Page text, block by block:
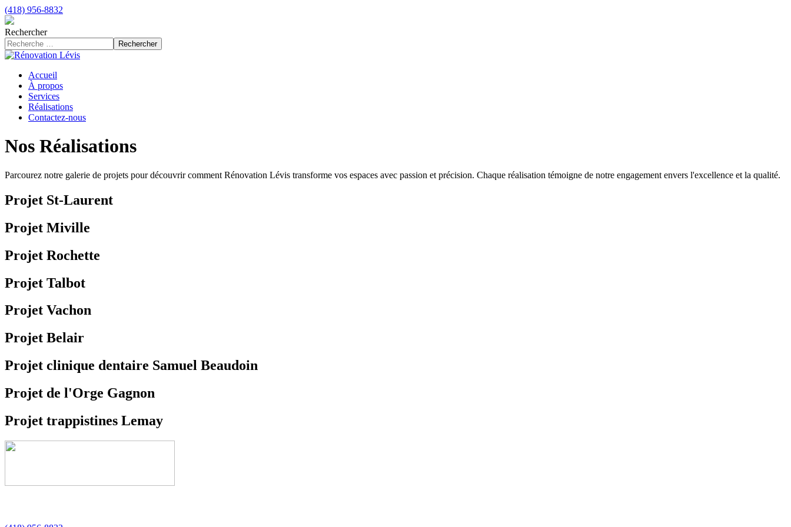
(418) 956-8832
Rechercher
Rechercher
Accueil
À propos
Services
Réalisations
Contactez-nous
Nos Réalisations
Parcourez notre galerie de projets pour découvrir comment Rénovation Lévis transforme vos espaces avec passion et précision. Chaque réalisation témoigne de notre engagement envers l'excellence et la qualité.
Projet St-Laurent
Projet Miville
Projet Rochette
Projet Talbot
Projet Vachon
Projet Belair
Projet clinique dentaire Samuel Beaudoin
Projet de l'Orge Gagnon
Projet trappistines Lemay